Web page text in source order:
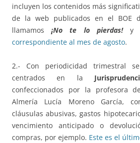
incluyen los contenidos más
de la web publicados en el BOE
llamamos¡No te lo pierdas!
correspondiente al mes de agosto.
2.- Con periodicidad trimestral
centrados en la
confeccionados por la profesora
Almería Lucía Moreno García,
cláusulas abusivas, gastos
vencimiento anticipado o
compras, por ejemplo. Este es el